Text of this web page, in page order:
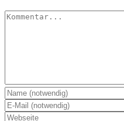
Kommentar